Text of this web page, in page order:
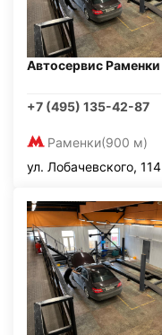
Автосервис Раменки
+7 (495) 135-42-87
Раменки(900 м)
ул. Лобачевского, 114